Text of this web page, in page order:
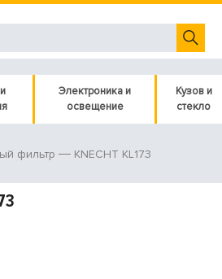
Электроника и
освещение
Кузов и
стекло
фильтр KNECHT KL173